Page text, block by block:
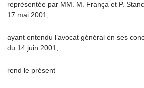
représentée par MM. M. França et P.
17 mai 2001,
ayant entendu l’avocat général en ses
du 14 juin 2001,
rend le présent